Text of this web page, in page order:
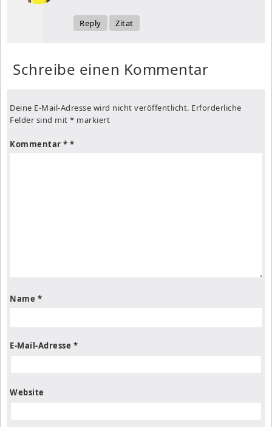
Reply Zitat
Schreibe einen Kommentar
Deine E-Mail-Adresse wird nicht veröffentlicht. Erforderliche
Felder sind mit * markiert
Kommentar *
Name *
E-Mail-Adresse *
Website